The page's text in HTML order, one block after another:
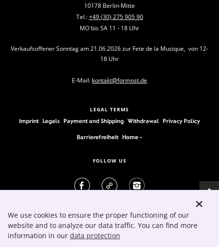
10178 Berlin-Mitte
Tel.:+49 (30) 275 905 90
MO bis SA 11 - 18 Uhr
Verkaufsoffener Sonntag am 21.06.2026 zur Fete de la Musique, von 12-
18 Uhr
E-Mail: kontakt@formost.de
LEGAL TERMS
Imprint Legals Payment and Shipping Withdrawal Privacy Policy
Barrierefreiheit Home -
FOLLOW US
We use cookies to ensure the proper functioning of our
website and to analyze our data traffic. You can find more
information in our data protection